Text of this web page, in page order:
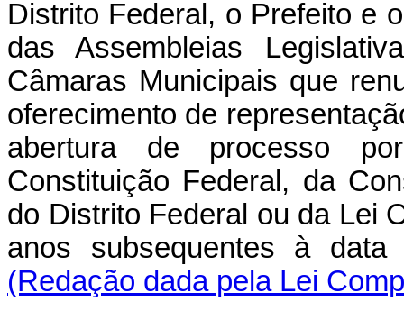
Distrito Federal, o Prefeito e
das Assembleias
Câmaras Municipais que
oferecimento de
abertura de processo
Constituição Federal, da
do Distrito Federal ou da Lei
anos subsequentes à
(Redação dada pela Lei